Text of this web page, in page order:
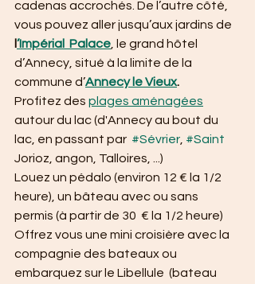
cadenas accrochés. De l’autre côté,
vous pouvez aller jusqu’aux jardins de
’Impérial  Palace , le grand hôtel
d’Annecy, situé à la limite de la
commune d’Annecy le Vieux.
Profitez des plages aménagées
autour du lac (d'Annecy au bout du
lac, en passant par #Sévrier #Saint
Jorioz, angon, Talloires, ...)
Louez un pédalo (environ 12 € la 1/2
heure), un bâteau avec ou sans
permis (à partir de 30  € la 1/2 heure)
Offrez vous une mini croisière avec la
compagnie des bateaux ou
embarquez sur le Libellule  (bateau